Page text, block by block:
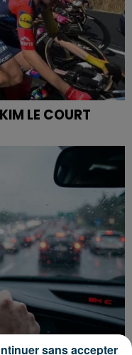
LE COURT
sans accepter